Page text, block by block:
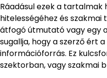
Ráadásul ezek a tartalmak
hitelességéhez és szakmai
átfogó útmutató vagy egy
sugallja, hogy a szerző ért
információforrás. Ez
szektorban, vagy szakmai